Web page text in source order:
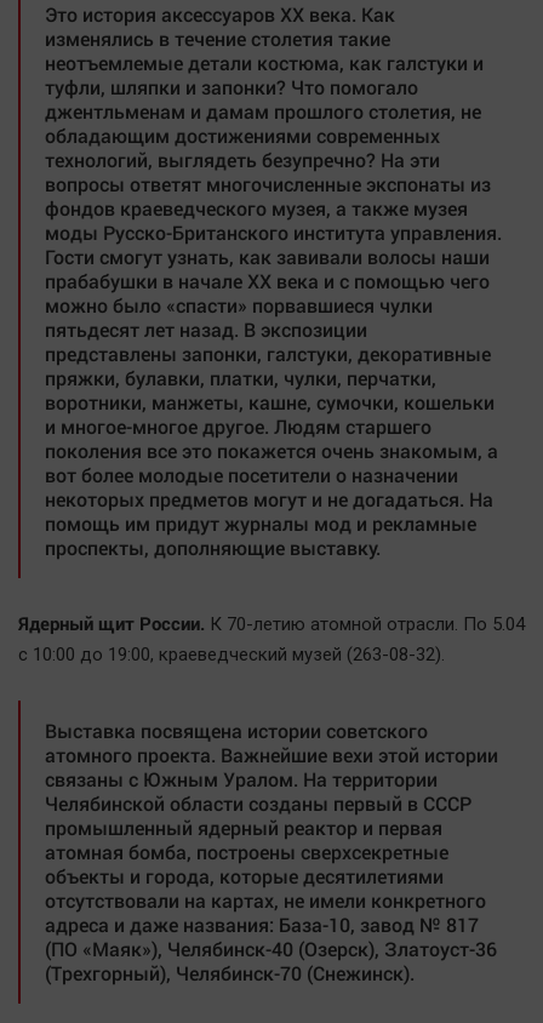
Это история аксессуаров XX века. Как
изменялись в течение столетия такие
неотъемлемые детали костюма, как галстуки и
туфли, шляпки и запонки? Что помогало
джентльменам и дамам прошлого столетия, не
обладающим достижениями современных
технологий, выглядеть безупречно? На эти
вопросы ответят многочисленные экспонаты из
фондов краеведческого музея, а также музея
моды Русско-Британского института управления.
Гости смогут узнать, как завивали волосы наши
прабабушки в начале XX века и с помощью чего
можно было «спасти» порвавшиеся чулки
пятьдесят лет назад. В экспозиции
представлены запонки, галстуки, декоративные
пряжки, булавки, платки, чулки, перчатки,
воротники, манжеты, кашне, сумочки, кошельки
и многое-многое другое. Людям старшего
поколения все это покажется очень знакомым, а
вот более молодые посетители о назначении
некоторых предметов могут и не догадаться. На
помощь им придут журналы мод и рекламные
проспекты, дополняющие выставку.
Ядерный щит России. К 70-летию атомной отрасли. По 5.04
с 10:00 до 19:00, краеведческий музей (263-08-32).
Выставка посвящена истории советского
атомного проекта. Важнейшие вехи этой истории
связаны с Южным Уралом. На территории
Челябинской области созданы первый в СССР
промышленный ядерный реактор и первая
атомная бомба, построены сверхсекретные
объекты и города, которые десятилетиями
отсутствовали на картах, не имели конкретного
адреса и даже названия: База-10, завод № 817
(ПО «Маяк»), Челябинск-40 (Озерск), Златоуст-36
(Трехгорный), Челябинск-70 (Снежинск).